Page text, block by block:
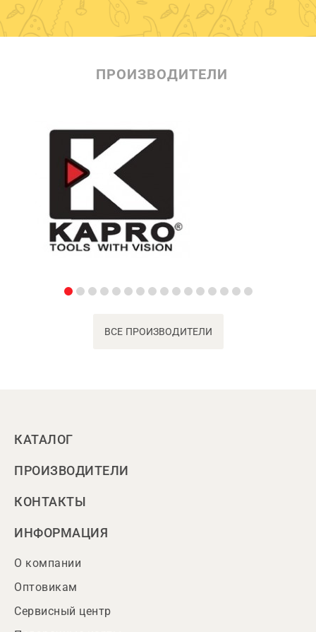
ПРОИЗВОДИТЕЛИ
ВСЕ ПРОИЗВОДИТЕЛИ
КАТАЛОГ
ПРОИЗВОДИТЕЛИ
КОНТАКТЫ
ИНФОРМАЦИЯ
О компании
Оптовикам
Сервисный центр